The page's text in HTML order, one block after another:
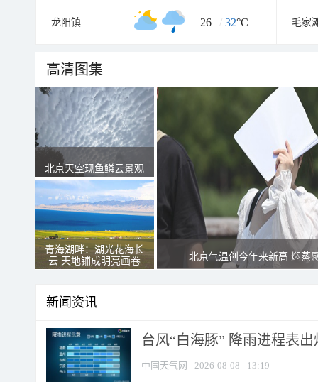
龙阳镇 26 / 32°C
高清图集
北京天空现鱼鳞云景观
青海湖畔：湖光花海长
云 天地铺成明亮画卷
北京气温创今年来新高 焖蒸
新闻资讯
台风“白海豚” 降雨进程表
中国天气网 2026-08-08 13:19